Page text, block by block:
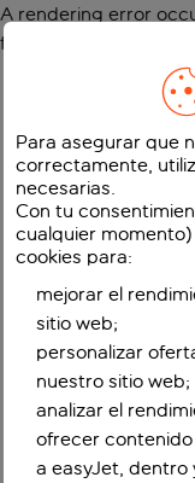
A rendering error
function
Para asegurar que
correctamente,
necesarias.
Con tu
cualquier
cookies para:
mejorar el
sitio web;
personalizar
nuestro sitio web;
analizar el
ofrecer
a easyJet,